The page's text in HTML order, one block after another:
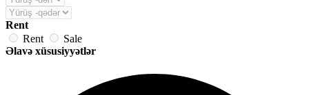
Rent
Rent
Sale
Əlavə xüsusiyyətlər